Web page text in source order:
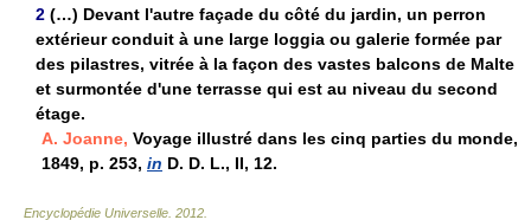
2 (…) Devant l'autre façade du côté du jardin, un perron
extérieur conduit à une large loggia ou galerie formée par
des pilastres, vitrée à la façon des vastes balcons de Malte
et surmontée d'une terrasse qui est au niveau du second
étage.
A. Joanne, Voyage illustré dans les cinq parties du monde,
1849, p. 253, in D. D. L., II, 12.
Encyclopédie Universelle 2012